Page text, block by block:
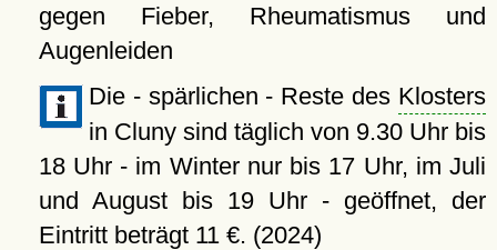
gegen Fieber, Rheumatismus und
Augenleiden
Die - spärlichen - Reste des Klosters
in Cluny sind täglich von 9.30 Uhr bis
18 Uhr - im Winter nur bis 17 Uhr, im Juli
und August bis 19 Uhr - geöffnet, der
Eintritt beträgt 11 €. (2024)